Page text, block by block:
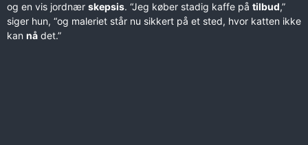
og en vis jordnær skepsis. “Jeg køber stadig kaffe på tilbud,”
siger hun, “og maleriet står nu sikkert på et sted, hvor katten ikke
kan nå det.”